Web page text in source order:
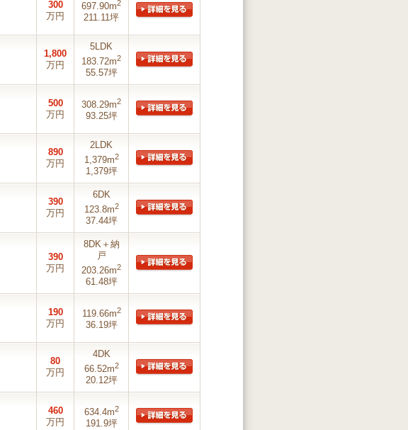
300
万円
697.90m2
211.11坪
1,800
万円
5LDK
183.72m2
55.57坪
500
万円
308.29m2
93.25坪
890
万円
2LDK
1,379m2
1,379坪
390
万円
6DK
123.8m2
37.44坪
390
万円
8DK＋納
戸
203.26m2
61.48坪
190
万円
119.66m2
36.19坪
80
万円
4DK
66.52m2
20.12坪
460
万円
634.4m2
191.9坪